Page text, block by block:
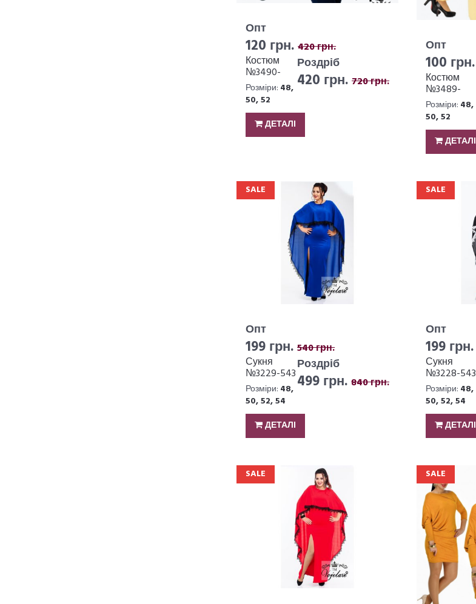
Опт
120 грн. 420 грн.
Роздріб
420 грн. 720 грн.
Костюм
№3490-
295
Розміри: 48,
50, 52
ДЕТАЛІ
Опт
100 грн.
Костюм
№3489-
295
Розміри: 48,
50, 52
ДЕТАЛІ
SALE
Опт
199 грн. 540 грн.
Роздріб
499 грн. 840 грн.
Сукня
№3229-543
Розміри: 48,
50, 52, 54
ДЕТАЛІ
SALE
Опт
199 грн.
Сукня
№3228-543
Розміри: 48,
50, 52, 54
ДЕТАЛІ
SALE SALE